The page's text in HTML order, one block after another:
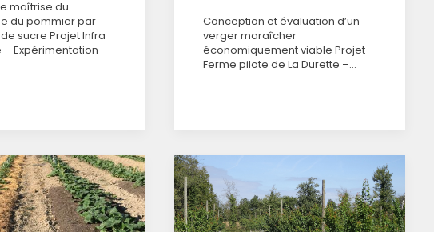
maîtrise du
du pommier par
sucre Projet Infra
Expérimentation
Conception et évaluation d’un
verger maraîcher
économiquement viable Projet
Ferme pilote de La Durette –…